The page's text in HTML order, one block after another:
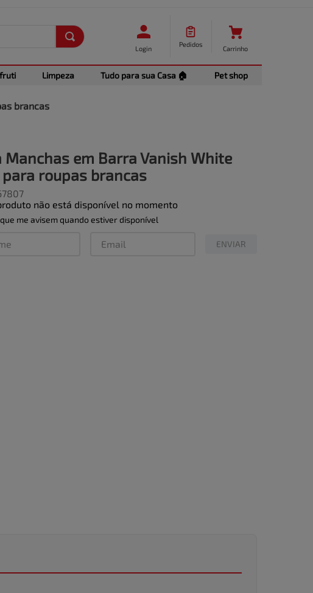
Login
Pedidos
Carrinho
Limpeza Tudo para sua Casa 🏠 Pet shop
brancas
Manchas em Barra Vanish White
para roupas brancas
não está disponível no momento
me avisem quando estiver disponível
ENVIAR